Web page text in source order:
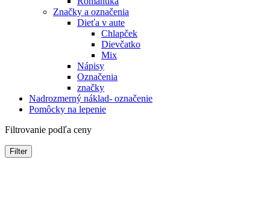
Značky a označenia
Dieťa v aute
Chlapček
Dievčatko
Mix
Nápisy
Označenia
značky
Nadrozmerný náklad- označenie
Pomôcky na lepenie
Filtrovanie podľa ceny
Filter